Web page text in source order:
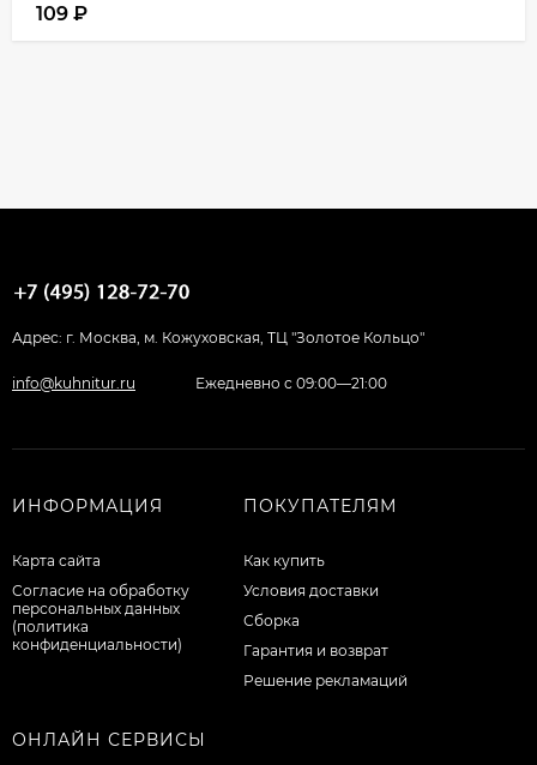
109 ₽
Адрес: г. Москва, м. Кожуховская, ТЦ "Золотое Кольцо"
info@kuhnitur.ru Ежедневно с 09:00—21:00
ИНФОРМАЦИЯ
Карта сайта
Согласие на обработку
персональных данных
(политика
конфиденциальности)
ПОКУПАТЕЛЯМ
Как купить
Условия доставки
Сборка
Гарантия и возврат
Решение рекламаций
ОНЛАЙН СЕРВИСЫ